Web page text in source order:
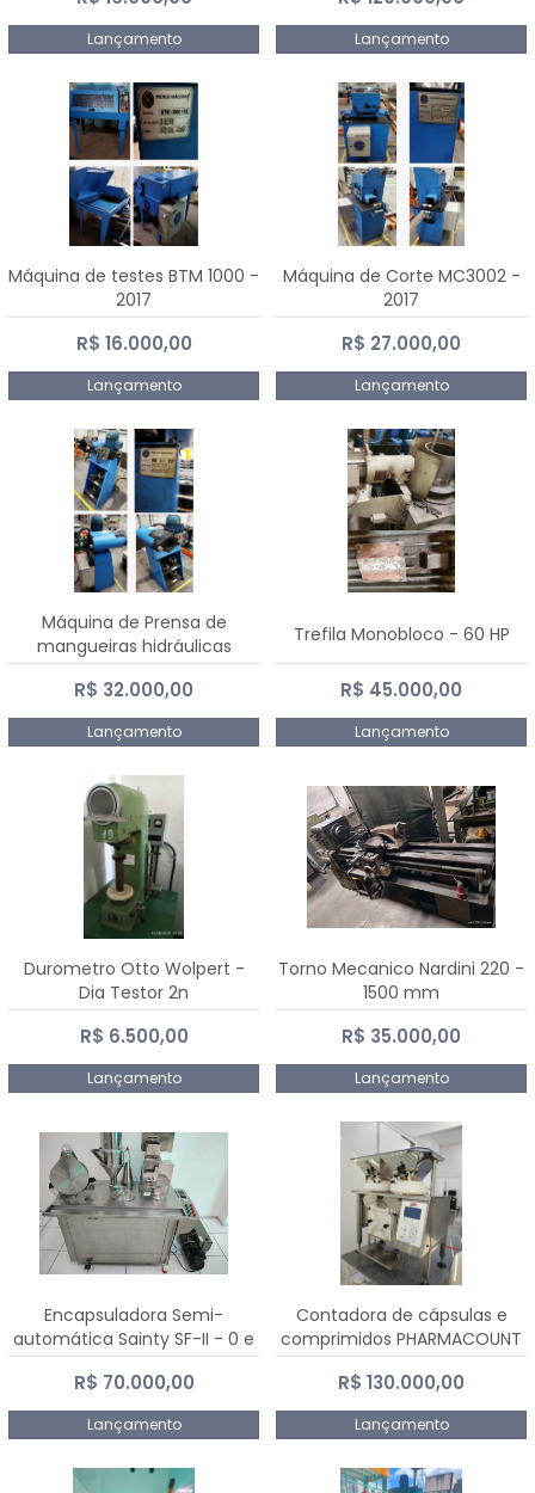
Lançamento Lançamento
Máquina de testes BTM 1000 -
2017
R$ 16.000,00
Lançamento
Máquina de Corte MC3002 -
2017
R$ 27.000,00
Lançamento
Máquina de Prensa de
mangueiras hidráulicas
PE50TF - 2017
R$ 32.000,00
Lançamento
Trefila Monobloco - 60 HP
R$ 45.000,00
Lançamento
Durometro Otto Wolpert -
Dia Testor 2n
R$ 6.500,00
Lançamento
Torno Mecanico Nardini 220 -
1500 mm
R$ 35.000,00
Lançamento
Encapsuladora Semi-
automática Sainty SF-II - 0 e
00
R$ 70.000,00
Lançamento
Contadora de cápsulas e
comprimidos PHARMACOUNT
- 2-2R3
R$ 130.000,00
Lançamento